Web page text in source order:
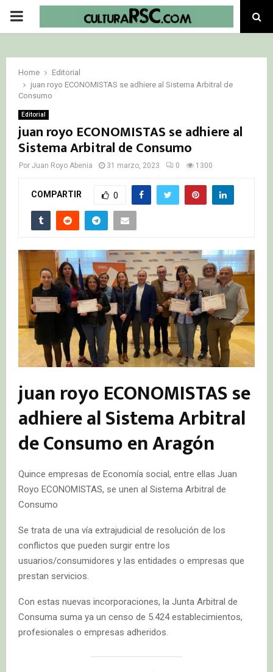
PRIMARY
Home
Editorial
juan royo ECONOMISTAS se adhiere al Sistema Arbitral de
Consumo
Editorial
juan royo ECONOMISTAS se adhiere al
Sistema Arbitral de Consumo
Por Juan Royo Abenia 31 marzo, 2023 0 1300
COMPARTIR 0
juan royo ECONOMISTAS se
adhiere al Sistema Arbitral
de Consumo en Aragón
Quince empresas de Economía social, entre ellas Juan
Royo ECONOMISTAS, se unen al Sistema Arbitral de
Consumo
Se trata de una vía extrajudicial de resolución de los
conflictos que pueden surgir entre los
usuarios/consumidores y las entidades o empresas que
prestan servicios.
Con estas nuevas incorporaciones, la Junta Arbitral de
Consuma suma ya un censo de 5.424 establecimientos,
profesionales o empresas adheridos.